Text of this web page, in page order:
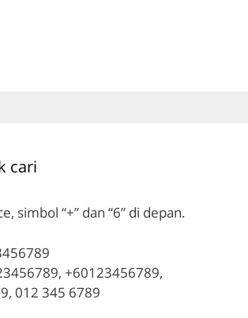
cari
simbol “+” dan “6” di depan.
+60123456789,
012 345 6789